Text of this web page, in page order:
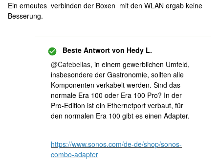
Ein erneutes verbinden der Boxen mit den WLAN ergab keine
Besserung.
Beste Antwort von Hedy L.
@Cafebellas, in einem gewerblichen Umfeld,
insbesondere der Gastronomie, sollten alle
Komponenten verkabelt werden. Sind das
normale Era 100 oder Era 100 Pro? In der
Pro-Edition ist ein Ethernetport verbaut, für
den normalen Era 100 gibt es einen Adapter.
https://www.sonos.com/de-de/shop/sonos-
combo-adapter